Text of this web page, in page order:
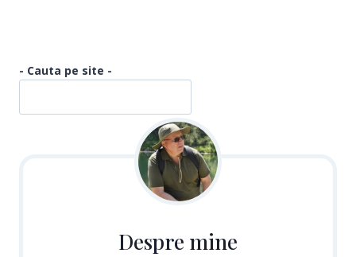
- Cauta pe site -
Despre mine